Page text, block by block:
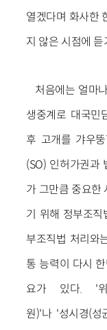
열겠다며 화사한
지 않은 시점에
처음에는 얼마
생중계로 대국민
후 고개를 갸우
(SO) 인허가권과
가 그만큼 중요한
기 위해 정부조직
부조직법 처리와
통 능력이 다시
요가 있다. '위성
원)'나 '성시경(성